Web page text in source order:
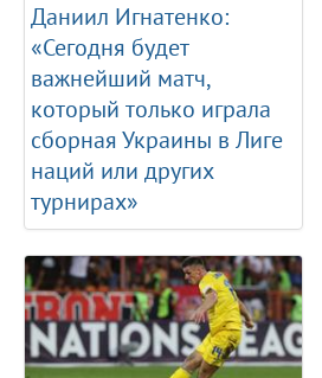
Даниил Игнатенко:
«Сегодня будет
важнейший матч,
который только играла
сборная Украины в Лиге
наций или других
турнирах»